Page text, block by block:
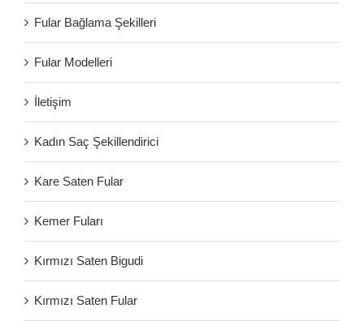
Fular Bağlama Şekilleri
Fular Modelleri
İletişim
Kadın Saç Şekillendirici
Kare Saten Fular
Kemer Fuları
Kırmızı Saten Bigudi
Kırmızı Saten Fular